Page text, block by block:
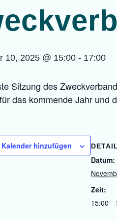
10, 2025 @ 15:00 - 17:00
Sitzung des
das kommende Jahr und
Kalender hinzufügen
Datum:
Zeit:
15:00 -